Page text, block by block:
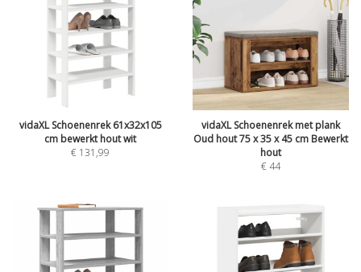
vidaXL Schoenenrek 61x32x105
cm bewerkt hout wit
€ 131,99
vidaXL Schoenenrek met plank
Oud hout 75 x 35 x 45 cm Bewerkt
hout
€44